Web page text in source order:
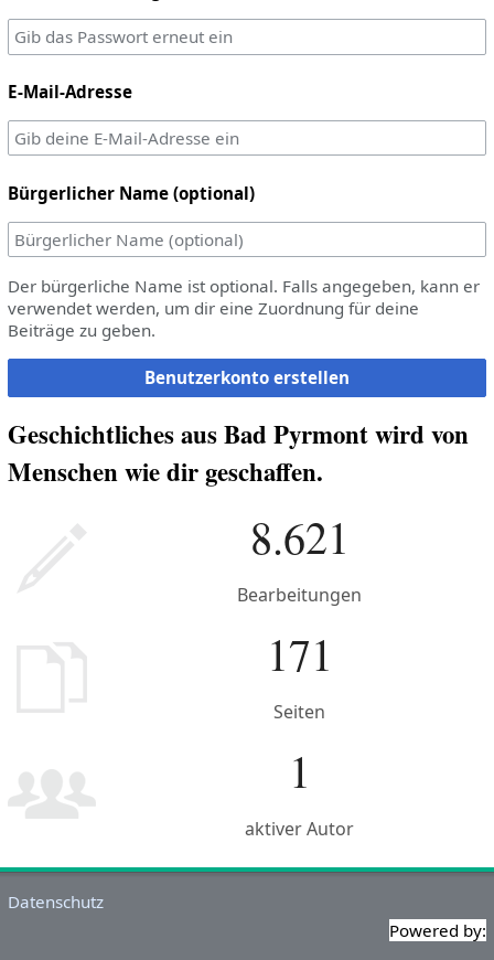
E-Mail-Adresse
Bürgerlicher Name (optional)
Der bürgerliche Name ist optional. Falls angegeben, kann er
verwendet werden, um dir eine Zuordnung für deine
Beiträge zu geben.
Benutzerkonto erstellen
Geschichtliches aus Bad Pyrmont wird von
Menschen wie dir geschaffen.
8.621
Bearbeitungen
171
Seiten
1
aktiver Autor
Powered by:
Datenschutz